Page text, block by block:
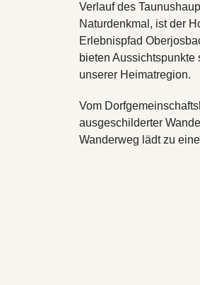
Verlauf des
Naturdenkmal, ist der
Erlebnispfad
bieten
unserer Heimatregion.
Vom
ausgeschilderter
Wanderweg lädt zu